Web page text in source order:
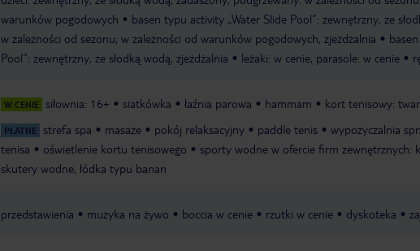
warunków pogodowych
basen typu activity „Water Slide Pool“: zewnętrzny, ze
w zależności od sezonu; w zależności od warunków pogodowych, zjeżdżalnia
Pool“: zewnętrzny, ze słodką wodą, zjeżdżalnia
leżaki: w cenie, parasole: w cenie
W CENIE siłownia: 16+ siatkówka łaźnia parowa hammam kort tenisowy:
PŁATNE strefa spa masaże pokój relaksacyjny paddle tenis
wypożyczalnia
tenisa
oświetlenie kortu tenisowego
sporty wodne w ofercie firm zewnętrznych:
skutery wodne, łódka typu banan
przedstawienia muzyka na żywo boccia w cenie rzutki w cenie dyskoteka